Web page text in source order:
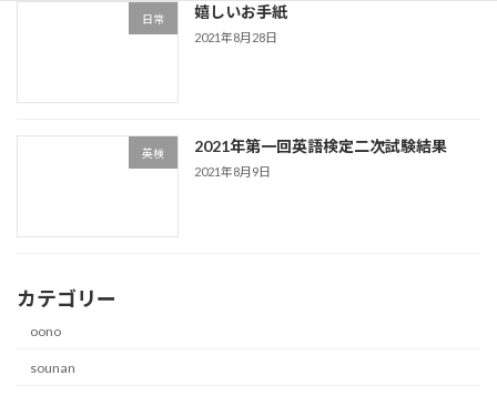
日常 嬉しいお手紙
2021年8月28日
英検 2021年第一回英語検定二次試験結果
2021年8月9日
カテゴリー
oono
sounan